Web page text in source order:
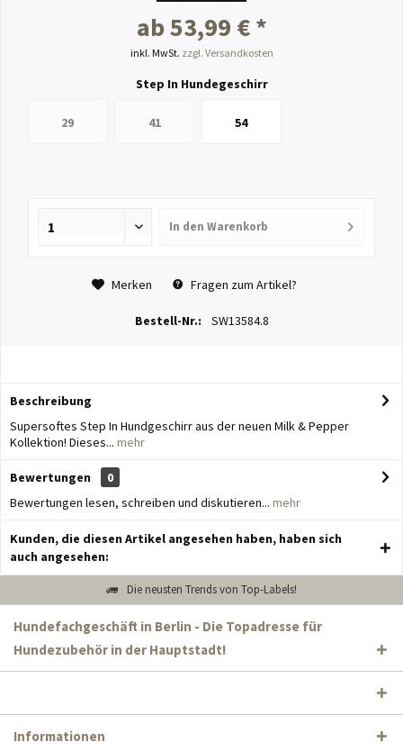
ab 53,99 € *
inkl. MwSt. zzgl. Versandkosten
Step In Hundegeschirr
29 41 54
In den Warenkorb
Merken Fragen zum Artikel?
Bestell-Nr.: SW13584.8
Beschreibung
Supersoftes Step In Hundgeschirr aus der neuen Milk & Pepper
Kollektion! Dieses... mehr
Bewertungen
0
Bewertungen lesen, schreiben und diskutieren... mehr
Kunden, die diesen Artikel angesehen haben, haben sich
auch angesehen:
Die neusten Trends von Top-Labels!
Hundefachgeschäft in Berlin - Die Topadresse für
Hundezubehör in der Hauptstadt!
Informationen